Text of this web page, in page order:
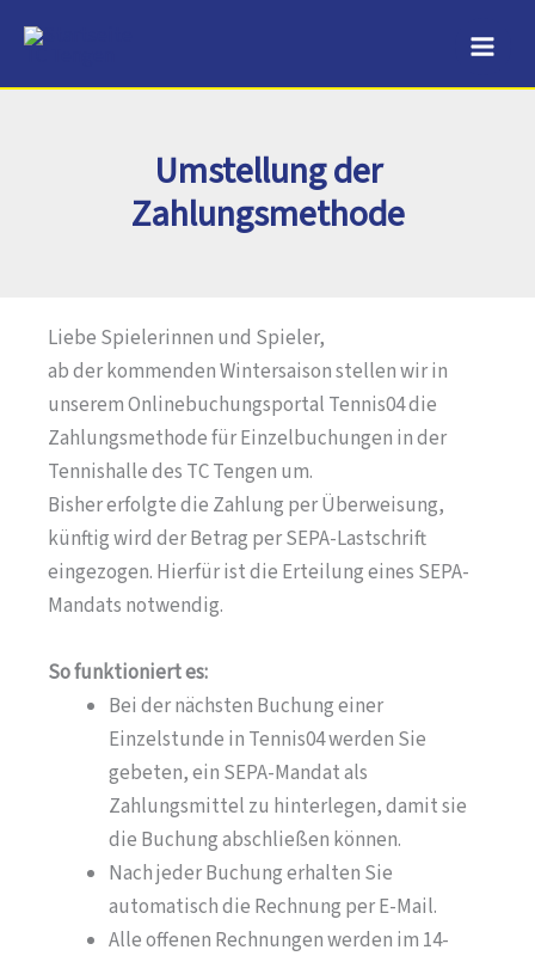
Inhalt
springen
Umstellung der
Zahlungsmethode
Liebe Spielerinnen und Spieler,
ab der kommenden Wintersaison stellen wir in
unserem Onlinebuchungsportal Tennis04 die
Zahlungsmethode für Einzelbuchungen in der
Tennishalle des TC Tengen um.
Bisher erfolgte die Zahlung per Überweisung,
künftig wird der Betrag per SEPA-Lastschrift
eingezogen. Hierfür ist die Erteilung eines SEPA-
Mandats notwendig.
So funktioniert es:
Bei der nächsten Buchung einer
Einzelstunde in Tennis04 werden Sie
gebeten, ein SEPA-Mandat als
Zahlungsmittel zu hinterlegen, damit sie
die Buchung abschließen können.
Nach jeder Buchung erhalten Sie
automatisch die Rechnung per E-Mail.
Alle offenen Rechnungen werden im 14-